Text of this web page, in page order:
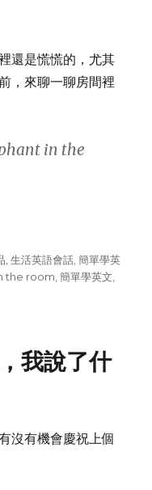
還是慌慌的，尤其
，來聊一聊房間裡
in the
,生活英語會話 ,簡單學英
the room ,簡單學英文
我說了什
沒有機會慶祝上個